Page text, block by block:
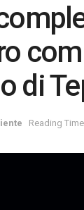
di
Reading